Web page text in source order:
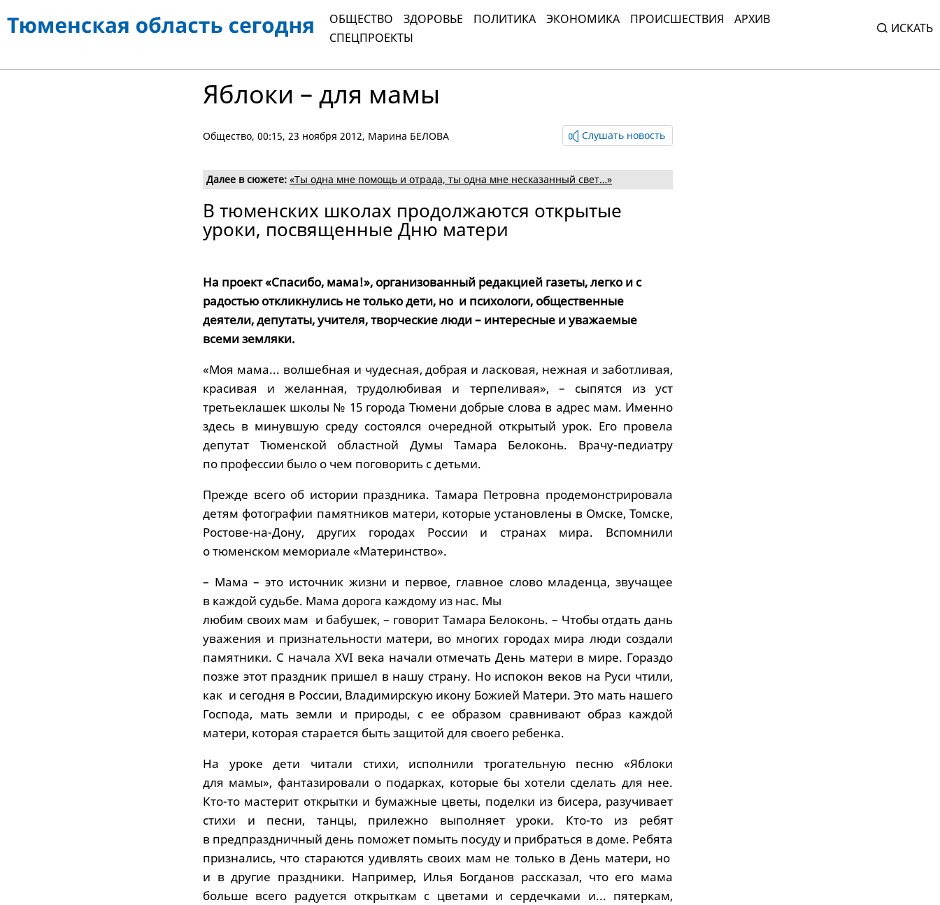
ОБЩЕСТВО ЗДОРОВЬЕ ПОЛИТИКА ЭКОНОМИКА ПРОИСШЕСТВИЯ
АРХИВ
СПЕЦПРОЕКТЫ
ИСКАТЬ
Яблоки – для мамы
Общество, 00:15, 23 ноября 2012, Марина БЕЛОВА Слушать новость
Далее в сюжете: «Ты одна мне помощь и отрада, ты одна мне несказанный свет…»
В тюменских школах продолжаются открытые
уроки, посвященные Дню матери
На проект «Спасибо, мама!», организованный редакцией газеты, легко и с
радостью откликнулись не только дети, но и психологи, общественные
деятели, депутаты, учителя, творческие люди – интересные и уважаемые
всеми земляки.
«Моя мама... волшебная и чудесная, добрая и ласковая, нежная и заботливая,
красивая и желанная, трудолюбивая и терпеливая», – сыпятся из уст
третьеклашек школы № 15 города Тюмени добрые слова в адрес мам. Именно
здесь в минувшую среду состоялся очередной открытый урок. Его провела
депутат Тюменской областной Думы Тамара Белоконь. Врачу-педиатру
по профессии было о чем поговорить с детьми.
Прежде всего об истории праздника. Тамара Петровна продемонстрировала
детям фотографии памятников матери, которые установлены в Омске, Томске,
Ростове-на-Дону, других городах России и странах мира. Вспомнили
о тюменском мемориале «Материнство».
– Мама – это источник жизни и первое, главное слово младенца, звучащее
в каждой судьбе. Мама дорога каждому из нас. Мы
любим своих мам и бабушек, – говорит Тамара Белоконь. – Чтобы отдать дань
уважения и признательности матери, во многих городах мира люди создали
памятники. С начала XVI века начали отмечать День матери в мире. Гораздо
позже этот праздник пришел в нашу страну. Но испокон веков на Руси чтили,
как и сегодня в России, Владимирскую икону Божией Матери. Это мать нашего
Господа, мать земли и природы, с ее образом сравнивают образ каждой
матери, которая старается быть защитой для своего ребенка.
На уроке дети читали стихи, исполнили трогательную песню «Яблоки
для мамы», фантазировали о подарках, которые бы хотели сделать для нее.
Кто-то мастерит открытки и бумажные цветы, поделки из бисера, разучивает
стихи и песни, танцы, прилежно выполняет уроки. Кто-то из ребят
в предпраздничный день поможет помыть посуду и прибраться в доме. Ребята
признались, что стараются удивлять своих мам не только в День матери, но
и в другие праздники. Например, Илья Богданов рассказал, что его мама
больше всего радуется открыткам с цветами и сердечками и... пятеркам,